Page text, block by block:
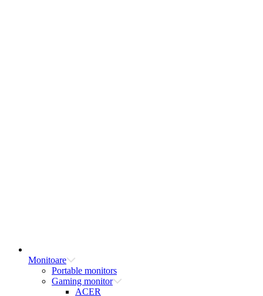
Monitoare
Portable monitors
Gaming monitor
ACER